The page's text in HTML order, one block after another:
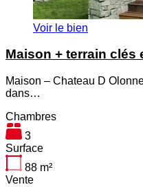
Voir le bien
Maison + terrain clés
Maison – Chateau D
dans…
Chambres
3
Surface
88 m²
Vente